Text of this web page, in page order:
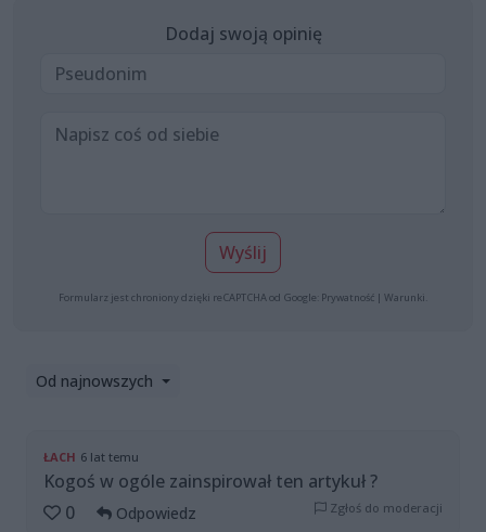
Dodaj swoją opinię
Wyślij
Formularz jest chroniony dzięki reCAPTCHA od Google: Prywatność | Warunki
Od najnowszych
ŁACH 6 lat temu
Kogoś w ogóle zainspirował ten artykuł ?
0
Odpowiedz Zgłoś do moderacji